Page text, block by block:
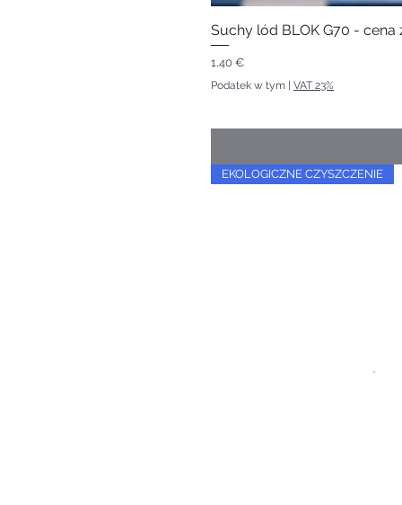
Suchy lód BLOK G70 - cena
Cena
1,40 €
Podatek w tym |VAT 23%
EKOLOGICZNE CZYSZCZENIE